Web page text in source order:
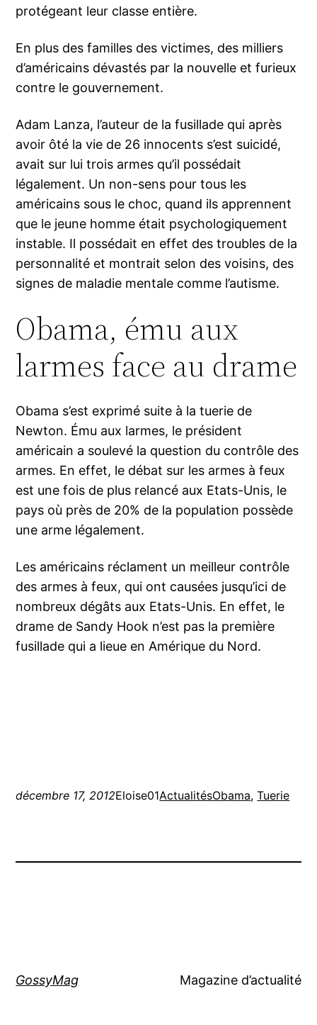
protégeant leur classe entière.
En plus des familles des victimes, des milliers
d’américains dévastés par la nouvelle et furieux
contre le gouvernement.
Adam Lanza, l’auteur de la fusillade qui après
avoir ôté la vie de 26 innocents s’est suicidé,
avait sur lui trois armes qu’il possédait
légalement. Un non-sens pour tous les
américains sous le choc, quand ils apprennent
que le jeune homme était psychologiquement
instable. Il possédait en effet des troubles de la
personnalité et montrait selon des voisins, des
signes de maladie mentale comme l’autisme.
Obama, ému aux
larmes face au drame
Obama s’est exprimé suite à la tuerie de
Newton. Ému aux larmes, le président
américain a soulevé la question du contrôle des
armes. En effet, le débat sur les armes à feux
est une fois de plus relancé aux Etats-Unis, le
pays où près de 20% de la population possède
une arme légalement.
Les américains réclament un meilleur contrôle
des armes à feux, qui ont causées jusqu’ici de
nombreux dégâts aux Etats-Unis. En effet, le
drame de Sandy Hook n’est pas la première
fusillade qui a lieue en Amérique du Nord.
décembre 17, 2012Eloise01ActualitésObama, Tuerie
GossyMag Magazine d’actualité